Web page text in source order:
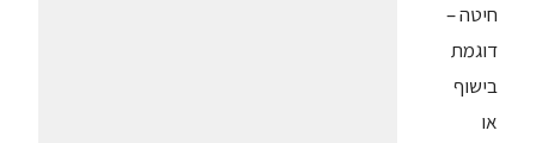
חיטה –
דוגמת
בישוף
או